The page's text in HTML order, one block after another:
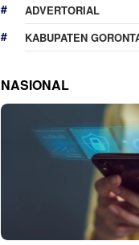
ADVERTORIAL
KABUPATEN
NASIONAL